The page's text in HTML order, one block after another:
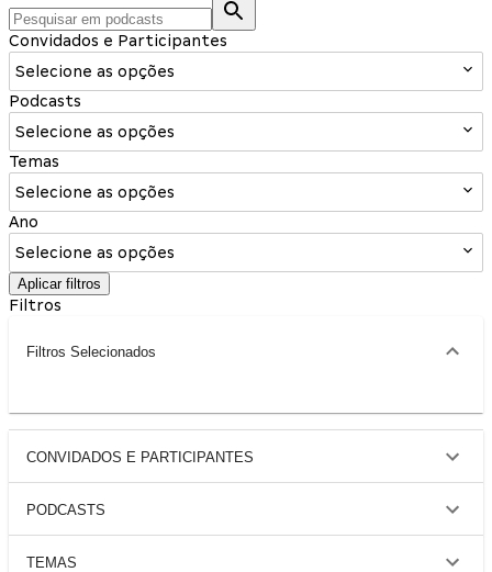
Convidados e Participantes
Selecione as opções
Podcasts
Selecione as opções
Temas
Selecione as opções
Ano
Selecione as opções
Aplicar filtros
Filtros
Filtros Selecionados
CONVIDADOS E PARTICIPANTES
PODCASTS
TEMAS